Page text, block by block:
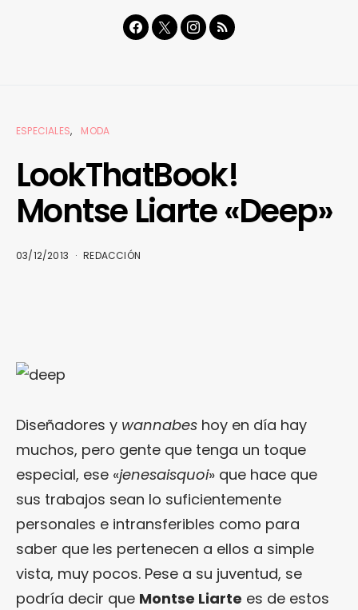
ESPECIALES MODA
LookThatBook!
Montse Liarte «Deep»
03/12/2013 REDACCIÓN
Diseñadores y wannabes hoy en día hay
muchos, pero gente que tenga un toque
especial, ese «jenesaisquoi» que hace que
sus trabajos sean lo suficientemente
personales e intransferibles como para
saber que les pertenecen a ellos a simple
vista, muy pocos. Pese a su juventud, se
podría decir que Montse Liarte es de estos